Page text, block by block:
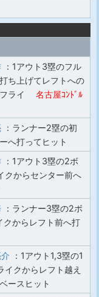
：1アウト3塁のフル
ち上げてレフトへの
ライ
名古屋ｺﾝﾄﾞﾙ
：ランナー2塁の初
へ打ってヒット
：1アウト3塁の2ボ
クからセンター前へ
：ランナー3塁の2ボ
クからレフト前へ打
：1アウト1,3塁の1
イクからレフト越え
ースヒット